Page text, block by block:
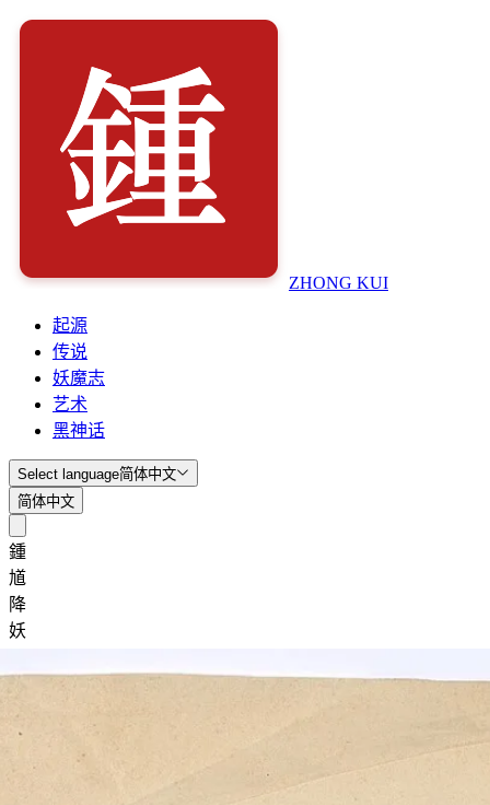
ZHONG KUI
起源
传说
妖魔志
艺术
黑神话
Select language简体中文
简体中文
鍾
馗
降
妖
起源
钟馗年画：从驱邪门神到民间美术的经典图式